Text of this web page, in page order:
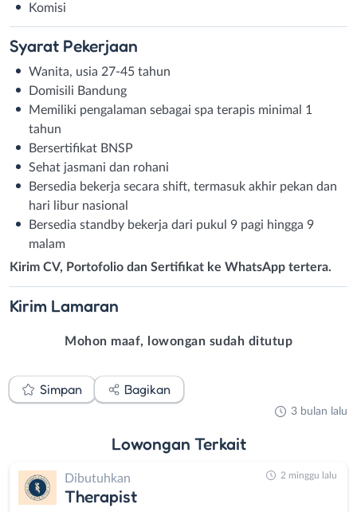
Komisi
Syarat Pekerjaan
Wanita, usia 27-45 tahun
Domisili Bandung
Memiliki pengalaman sebagai spa terapis minimal 1
tahun
Bersertifikat BNSP
Sehat jasmani dan rohani
Bersedia bekerja secara shift, termasuk akhir pekan dan
hari libur nasional
Bersedia standby bekerja dari pukul 9 pagi hingga 9
malam
Kirim CV, Portofolio dan Sertifikat ke WhatsApp tertera.
Kirim Lamaran
Mohon maaf, lowongan sudah ditutup
Simpan Bagikan
3 bulan lalu
Lowongan Terkait
Dibutuhkan
Therapist
2 minggu lalu